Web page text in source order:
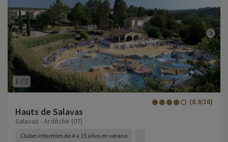
1 / 7
Hauts de Salavas
(8.9/10)
Salavas - Ardèche (07)
Clubes infantiles de 4 a 15 años en verano